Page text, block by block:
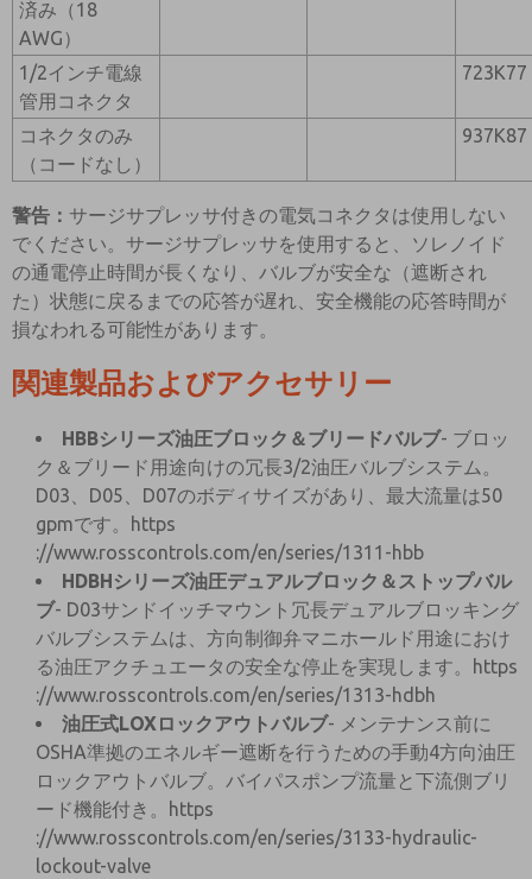
済み（18
AWG）
1/2インチ電線
管用コネクタ
723K77
コネクタのみ
（コードなし）
937K87
警告： サージサプレッサ付きの電気コネクタは使用しない
でください。サージサプレッサを使用すると、ソレノイド
の通電停止時間が長くなり、バルブが安全な（遮断され
た）状態に戻るまでの応答が遅れ、安全機能の応答時間が
損なわれる可能性があります。
関連製品およびアクセサリー
HBBシリーズ油圧ブロック＆ブリードバルブ- ブロッ
ク＆ブリード用途向けの冗長3/2油圧バルブシステム。
D03、D05、D07のボディサイズがあり、最大流量は50
gpmです。https
://www.rosscontrols.com/en/series/1311-hbb
HDBHシリーズ油圧デュアルブロック＆ストップバル
ブ- D03サンドイッチマウント冗長デュアルブロッキング
バルブシステムは、方向制御弁マニホールド用途におけ
る油圧アクチュエータの安全な停止を実現します。https
://www.rosscontrols.com/en/series/1313-hdbh
油圧式LOXロックアウトバルブ- メンテナンス前に
OSHA準拠のエネルギー遮断を行うための手動4方向油圧
ロックアウトバルブ。バイパスポンプ流量と下流側ブリ
ード機能付き。https
://www.rosscontrols.com/en/series/3133-hydraulic-
lockout-valve